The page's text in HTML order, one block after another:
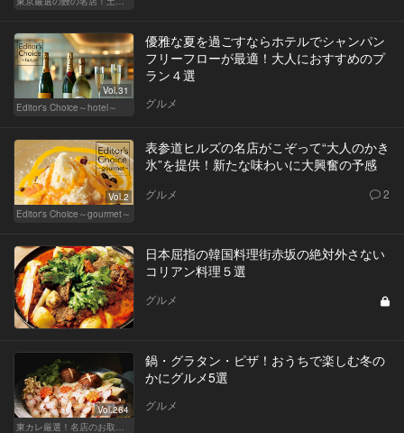
Vol.31
Editor's Choice～hotel～
優雅な夏を過ごすならホテルでシャンパン
フリーフローが最適！大人におすすめのプ
ラン４選
グルメ
Vol.2
Editor's Choice～gourmet～
表参道ヒルズの名店がこぞって“大人のかき
氷”を提供！新たな味わいに大興奮の予感
グルメ 2
日本屈指の韓国料理街赤坂の絶対外さない
コリアン料理５選
グルメ
Vol.264
鍋・グラタン・ピザ！おうちで楽しむ冬の
かにグルメ5選
グルメ